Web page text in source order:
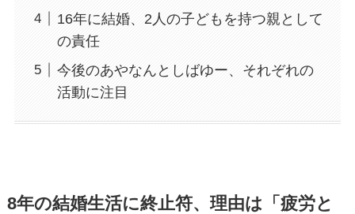
16年に結婚、2人の子どもを持つ親として
の責任
今後のあやなんとしばゆー、それぞれの
活動に注目
8年の結婚生活に終止符、理由は「疲労と